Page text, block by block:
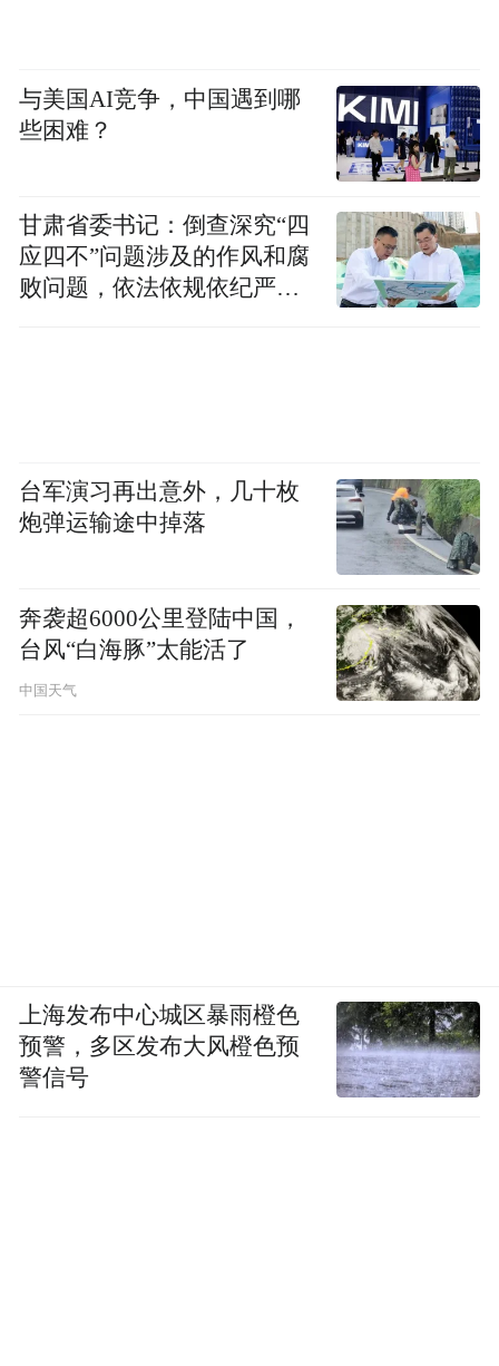
与美国AI竞争，中国遇到哪
些困难？
甘肃省委书记：倒查深究“四
应四不”问题涉及的作风和腐
败问题，依法依规依纪严肃
台军演习再出意外，几十枚
炮弹运输途中掉落
奔袭超6000公里登陆中国，
台风“白海豚”太能活了
中国天气
上海发布中心城区暴雨橙色
预警，多区发布大风橙色预
警信号